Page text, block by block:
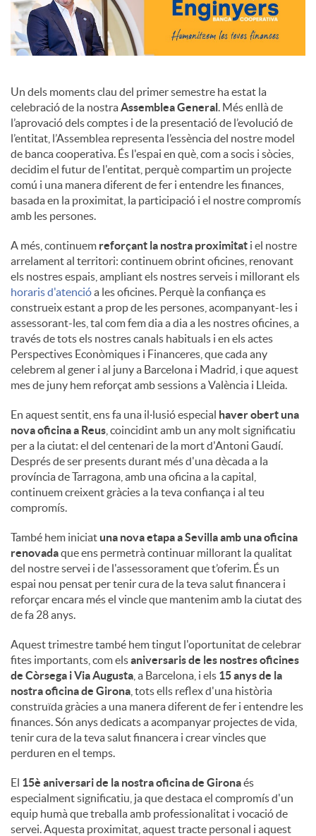
Un dels moments clau del primer semestre ha estat la
celebració de la nostra Assemblea General . Més enllà de
l’aprovació dels comptes i de la presentació de l’evolució de
l’entitat, l’Assemblea representa l’essència del nostre model
de banca cooperativa. És l'espai en què, com a socis i sòcies,
decidim el futur de l'entitat, perquè compartim un projecte
comú i una manera diferent de fer i entendre les finances,
basada en la proximitat, la participació i el nostre compromís
amb les persones.
A més, continuem reforçant la nostra proximitat i el nostre
arrelament al territori: continuem obrint oficines, renovant
els nostres espais, ampliant els nostres serveis i millorant els
horaris d'atencióa les oficines. Perquè la confiança es
construeix estant a prop de les persones, acompanyant-les i
assessorant-les, tal com fem dia a dia a les nostres oficines, a
través de tots els nostres canals habituals i en els actes
Perspectives Econòmiques i Financeres, que cada any
celebrem al gener i al juny a Barcelona i Madrid, i que aquest
mes de juny hem reforçat amb sessions a València i Lleida.
En aquest sentit, ens fa una il·lusió especial haver obert una
nova oficina a Reus , coincidint amb un any molt significatiu
per a la ciutat: el del centenari de la mort d'Antoni Gaudí.
Després de ser presents durant més d'una dècada a la
província de Tarragona, amb una oficina a la capital,
continuem creixent gràcies a la teva confiança i al teu
compromís.
També hem iniciat una nova etapa a Sevilla amb una oficina
renovadaque ens permetrà continuar millorant la qualitat
del nostre servei i de l'assessorament que t’oferim. És un
espai nou pensat per tenir cura de la teva salut financera i
reforçar encara més el vincle que mantenim amb la ciutat des
de fa 28 anys.
Aquest trimestre també hem tingut l'oportunitat de celebrar
fites importants, com elsaniversaris de les nostres oficines
de Còrsega i Via Augusta , a Barcelona, ​​i els 15 anys de la
nostra oficina de Girona , tots ells reflex d'una història
construïda gràcies a una manera diferent de fer i entendre les
finances. Són anys dedicats a acompanyar projectes de vida,
tenir cura de la teva salut financera i crear vincles que
perduren en el temps.
El 15è aniversari de la nostra oficina de Gironaés
especialment significatiu, ja que destaca el compromís d'un
equip humà que treballa amb professionalitat i vocació de
servei. Aquesta proximitat, aquest tracte personal i aquest